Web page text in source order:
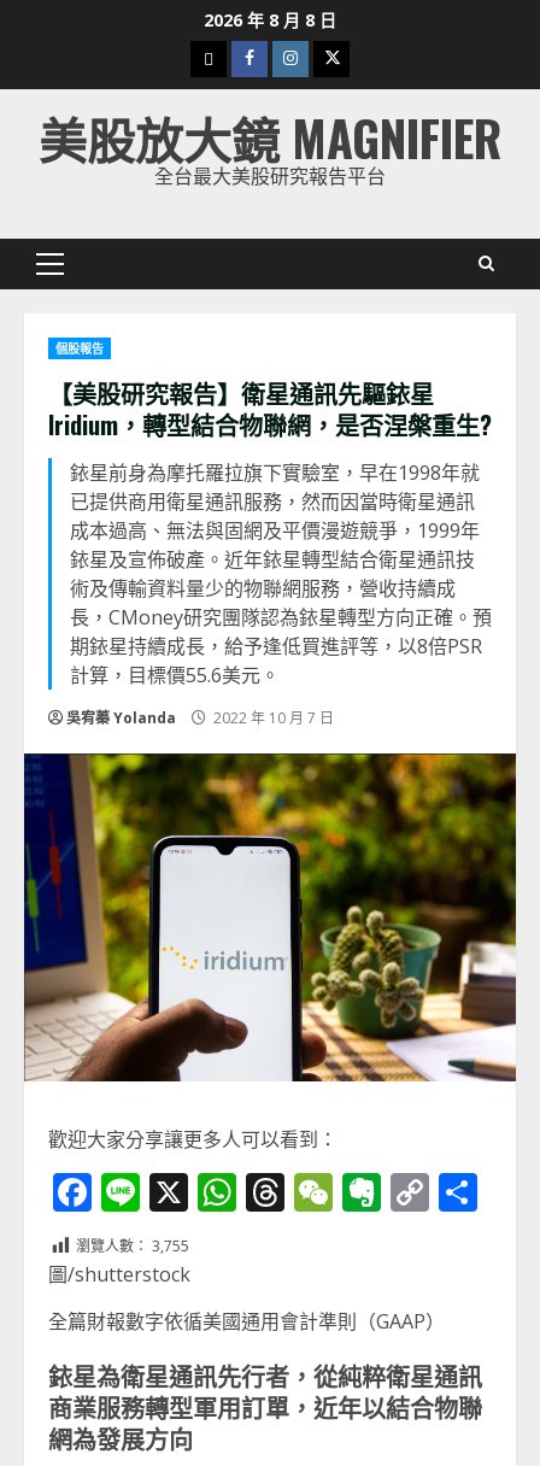
2026 年 8 月 8 日
下
載
美
股
Facebook
Instagram
Twitter
美股放大鏡 MAGNIFIER
全台最大美股研究報告平台
Primary
個股報告
【美股研究報告】衛星通訊先驅銥星
Iridium，轉型結合物聯網，是否涅槃重生?
銥星前身為摩托羅拉旗下實驗室，早在1998年就
已提供商用衛星通訊服務，然而因當時衛星通訊
成本過高、無法與固網及平價漫遊競爭，1999年
銥星及宣佈破產。近年銥星轉型結合衛星通訊技
術及傳輸資料量少的物聯網服務，營收持續成
長，CMoney研究團隊認為銥星轉型方向正確。預
期銥星持續成長，給予逢低買進評等，以8倍PSR
計算，目標價55.6美元。
吳宥蓁 Yolanda 2022 年 10 月 7 日
歡迎大家分享讓更多人可以看到：
Facebook
Line
X WhatsApp
Threads
WeChat
Evernote
Copy
瀏覽人數： 3,755
圖/shutterstock
全篇財報數字依循美國通用會計準則（GAAP）
銥星為衛星通訊先行者，從純粹衛星通訊
商業服務轉型軍用訂單，近年以結合物聯
網為發展方向